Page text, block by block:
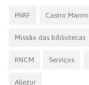
PNRF Castro Marim
Missão das bibliotecas
RNCM Serviços
Aljezur